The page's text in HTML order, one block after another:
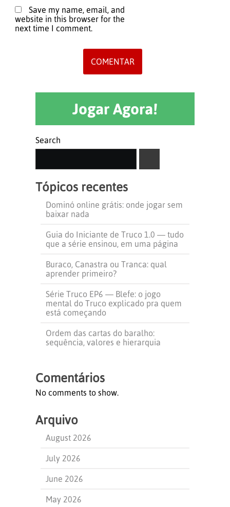
Save my name, email, and
website in this browser for the
next time I comment.
Jogar Agora!
Search
Tópicos recentes
Dominó online grátis: onde jogar sem
baixar nada
Guia do Iniciante de Truco 1.0 — tudo
que a série ensinou, em uma página
Buraco, Canastra ou Tranca: qual
aprender primeiro?
Série Truco EP6 — Blefe: o jogo
mental do Truco explicado pra quem
está começando
Ordem das cartas do baralho:
sequência, valores e hierarquia
Comentários
No comments to show.
Arquivo
August 2026
July 2026
June 2026
May 2026